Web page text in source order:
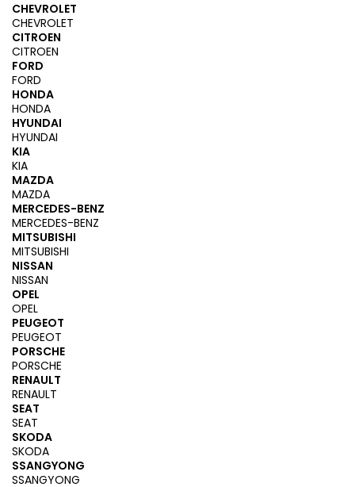
CHEVROLET
CHEVROLET
CITROEN
CITROEN
FORD
FORD
HONDA
HONDA
HYUNDAI
HYUNDAI
KIA
KIA
MAZDA
MAZDA
MERCEDES-BENZ
MERCEDES-BENZ
MITSUBISHI
MITSUBISHI
NISSAN
NISSAN
OPEL
OPEL
PEUGEOT
PEUGEOT
PORSCHE
PORSCHE
RENAULT
RENAULT
SEAT
SEAT
SKODA
SKODA
SSANGYONG
SSANGYONG